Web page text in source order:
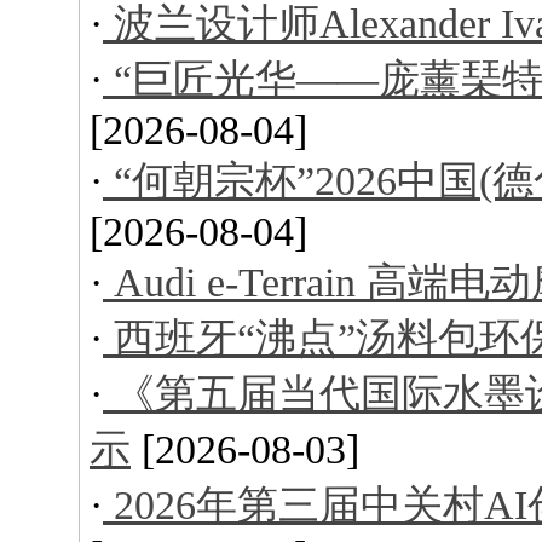
· 波兰设计师Alexander
· “巨匠光华——庞薰琹特
[2026-08-04]
· “何朝宗杯”2026中国(
[2026-08-04]
· Audi e-Terrain 高端电
· 西班牙“沸点”汤料包环
· 《第五届当代国际水
示 [2026-08-03]
· 2026年第三届中关村